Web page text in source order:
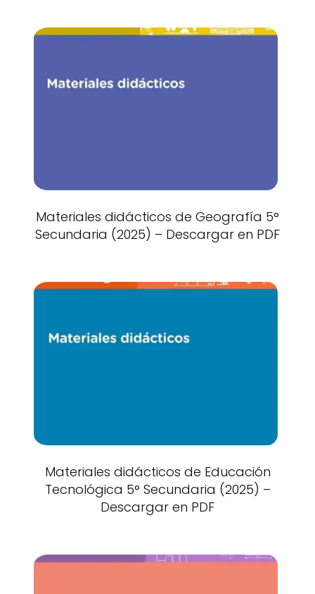
Materiales didácticos de Geografía 5°
Secundaria (2025) – Descargar en PDF
Materiales didácticos de Educación
Tecnológica 5° Secundaria (2025) –
Descargar en PDF